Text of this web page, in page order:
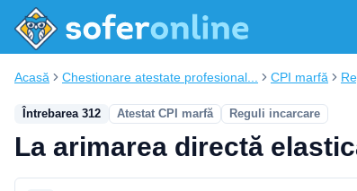
Acasă Chestionare atestate profesional... CPI marfă
Întrebarea 312 Atestat CPI marfă Reguli incarcare
La arimarea directă